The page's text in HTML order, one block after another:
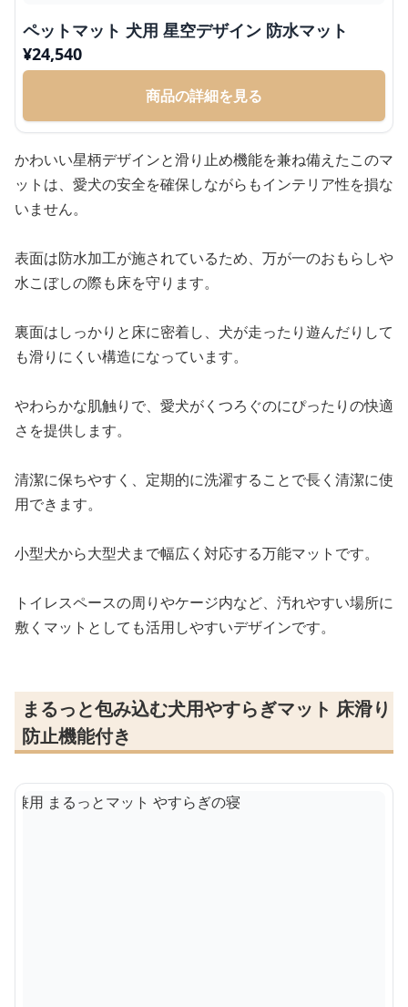
ペットマット 犬用 星空デザイン 防水マット
¥24,540
商品の詳細を見る
かわいい星柄デザインと滑り止め機能を兼ね備えたこのマ
ットは、愛犬の安全を確保しながらもインテリア性を損な
いません。
表面は防水加工が施されているため、万が一のおもらしや
水こぼしの際も床を守ります。
裏面はしっかりと床に密着し、犬が走ったり遊んだりして
も滑りにくい構造になっています。
やわらかな肌触りで、愛犬がくつろぐのにぴったりの快適
さを提供します。
清潔に保ちやすく、定期的に洗濯することで長く清潔に使
用できます。
小型犬から大型犬まで幅広く対応する万能マットです。
トイレスペースの周りやケージ内など、汚れやすい場所に
敷くマットとしても活用しやすいデザインです。
まるっと包み込む犬用やすらぎマット 床滑り
防止機能付き